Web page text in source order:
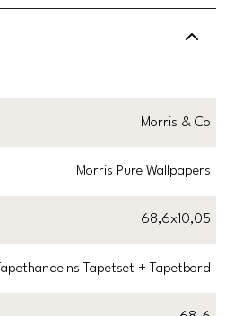
Morris & Co
Morris Pure Wallpapers
68,6x10,05
Tapethandelns Tapetset + Tapetbord